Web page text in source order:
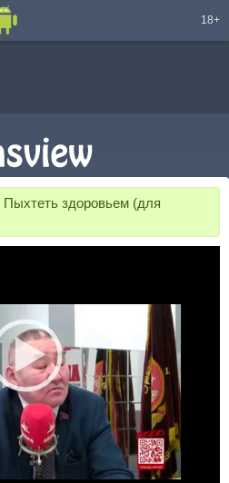
18+
Пыхтеть здоровьем (для